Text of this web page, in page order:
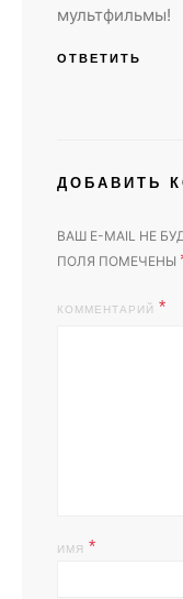
мультфильмы!
ОТВЕТИТЬ
ДОБАВИТЬ
ВАШ E-MAIL НЕ
ПОЛЯ ПОМЕЧЕНЫ
КОММЕНТАРИЙ
ИМЯ *